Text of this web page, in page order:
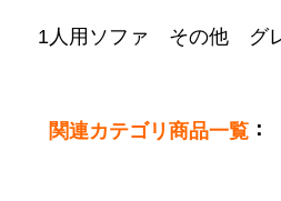
1人用ソファ その他 グ
関連カテゴリ商品一覧 ：